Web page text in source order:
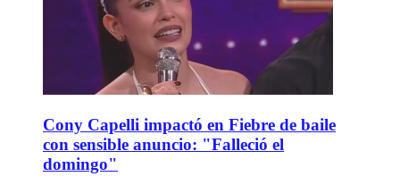
Cony Capelli impactó en Fiebre de baile
con sensible anuncio: "Falleció el
domingo"